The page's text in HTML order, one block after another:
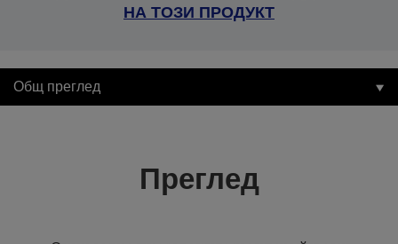
НА ТОЗИ ПРОДУКТ
Общ преглед
Преглед